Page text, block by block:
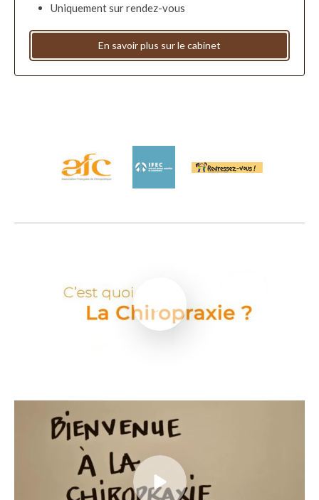
Uniquement sur rendez-vous
En savoir plus sur le cabinet